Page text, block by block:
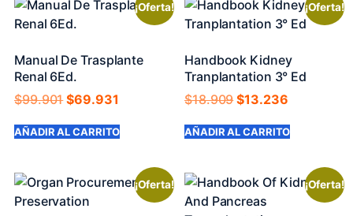
¡Oferta!
Manual De Trasplante
Renal 6Ed.
$99.901$69.931
AÑADIR AL CARRITO
¡Oferta!
Handbook Kidney
Tranplantation 3° Ed
$18.909$13.236
AÑADIR AL CARRITO
¡Oferta! ¡Oferta!